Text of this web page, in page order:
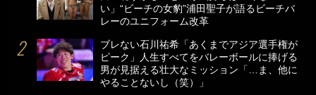
い」“ビーチの女豹”浦田聖子が語るビーチバ
レーのユニフォーム改革
ブレない石川祐希「あくまでアジア選手権が
ピーク」人生すべてをバレーボールに捧げる
男が見据える壮大なミッション「…ま、他に
やることないし（笑）」